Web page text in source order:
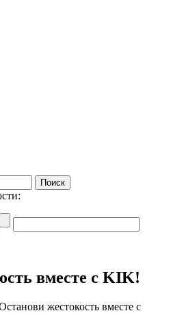
вместе с KIK!
жестокость вместе с